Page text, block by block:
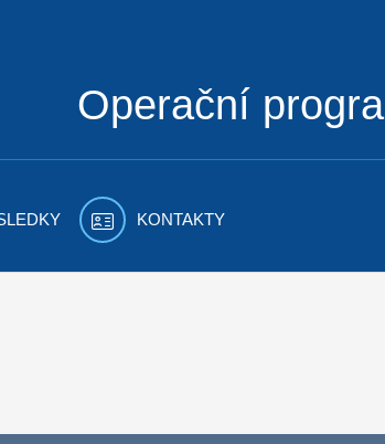
Operační
KONTAKTY